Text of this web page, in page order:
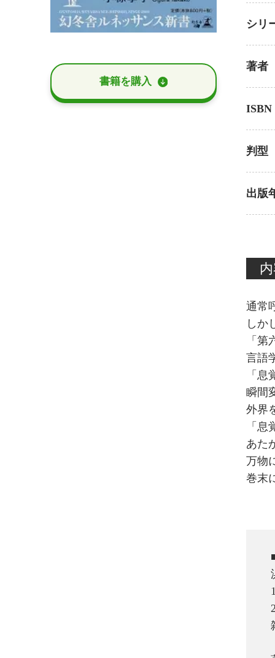
書籍を購⼊
シリ
著者
ISBN
判型
出版
通常
しか
「
言語
「
瞬間
外界
「
あた
万物
巻末